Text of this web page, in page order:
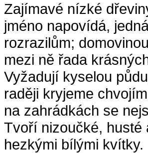
Zajímavé nízké
jméno napovídá,
rozrazilům;
mezi ně řada
Vyžadují kyselou
raději kryjeme
na zahrádkách se
Tvoří nizoučké, husté
hezkými bílými kvítky.